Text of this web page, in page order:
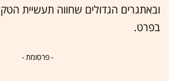
ובאתגרים הגדולים שחווה תעשיית
בפרט.
- פרסומת -